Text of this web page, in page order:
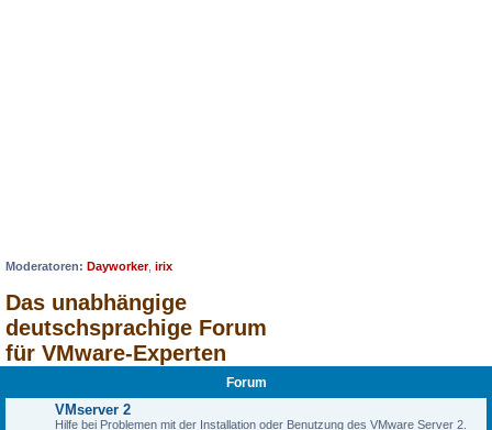
Moderatoren: Dayworker, irix
Das unabhängige
deutschsprachige Forum
für VMware-Experten
Forum
VMserver 2
Hilfe bei Problemen mit der Installation oder Benutzung des VMware Server 2.